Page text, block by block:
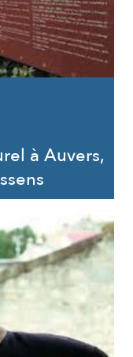
à Auvers,